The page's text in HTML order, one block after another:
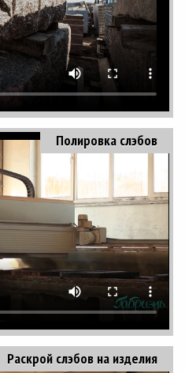
Полировка слэбов
Раскрой слэбов на изделия